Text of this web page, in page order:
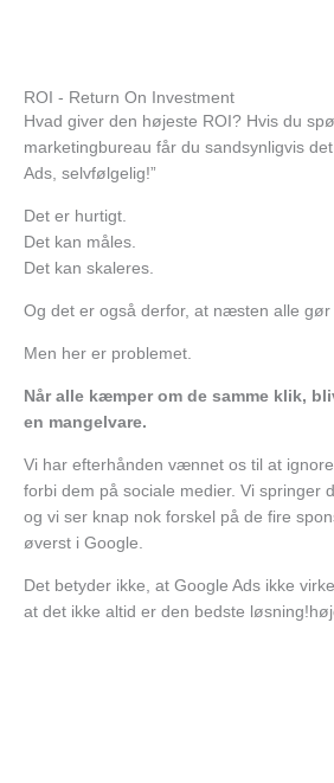
ROI - Return On Investment
Hvad giver den højeste ROI? Hvis du
marketingbureau får du sandsynligvis
Ads, selvfølgelig!”
Det er hurtigt.
Det kan måles.
Det kan skaleres.
Og det er også derfor, at næsten alle gør
Men her er problemet.
Når alle kæmper om de samme klik,
en mangelvare.
Vi har efterhånden vænnet os til at
forbi dem på sociale medier. Vi springer
og vi ser knap nok forskel på de fire
øverst i Google.
Det betyder ikke, at Google Ads ikke
at det ikke altid er den bedste